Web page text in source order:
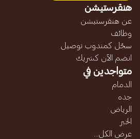
هنقرستيشن
عن هنقرستيشن
وظائف
سجّل كمندوب توصيل
انضم الآن كشريك
متواجدين في
الدمام
جده
الرياض
الخبر
عرض الكل...